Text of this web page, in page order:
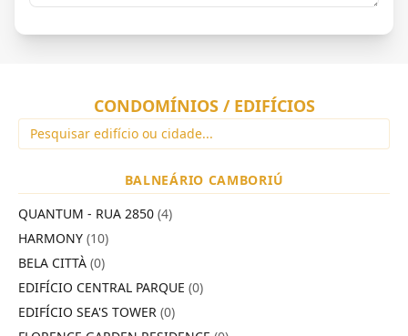
CONDOMÍNIOS / EDIFÍCIOS
BALNEÁRIO CAMBORIÚ
QUANTUM - RUA 2850 (4)
HARMONY (10)
BELA CITTÀ (0)
EDIFÍCIO CENTRAL PARQUE (0)
EDIFÍCIO SEA'S TOWER (0)